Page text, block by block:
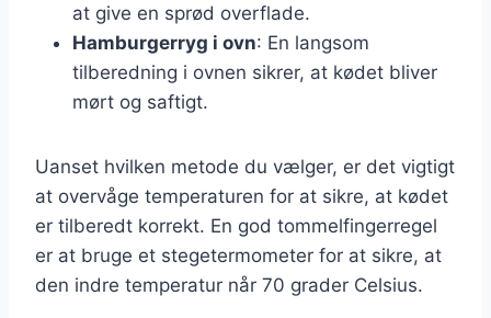
at give en sprød overflade.
Hamburgerryg i ovn: En langsom
tilberedning i ovnen sikrer, at kødet bliver
mørt og saftigt.
Uanset hvilken metode du vælger, er det vigtigt
at overvåge temperaturen for at sikre, at kødet
er tilberedt korrekt. En god tommelfingerregel
er at bruge et stegetermometer for at sikre, at
den indre temperatur når 70 grader Celsius.